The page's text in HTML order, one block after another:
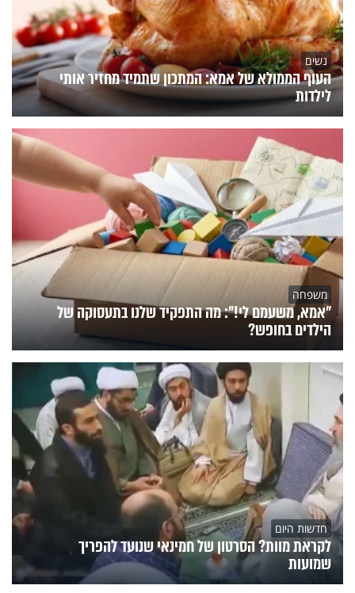
נשים
העוף הממולא של אמא: המתכון שתמיד מחזיר אותי
לילדות
משפחה
"אמא, משעמם לי!": מה התפקיד שלנו בתעסוקה של
הילדים בחופש?
חדשות היום
לקראת מוות? הסרטון של חמינאי שנועד להפריך
שמועות